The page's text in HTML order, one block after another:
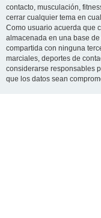
contacto, musculación,
cerrar cualquier tema en
Como usuario acuerda que
almacenada en una base
compartida con ninguna
marciales, deportes de
considerarse responsables
que los datos sean